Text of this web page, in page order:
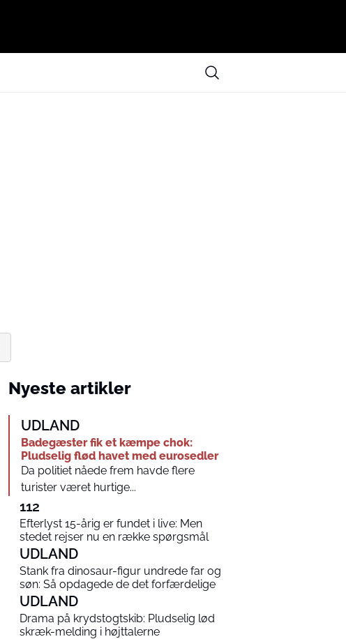
Nyeste artikler
UDLAND
Badegæster fik et kæmpe chok:
Pludselig flød havet med eurosedler
Da politiet nåede frem havde flere
turister været hurtige...
112
Efterlyst 15-årig er fundet i live: Men
stedet rejser nu en række spørgsmål
UDLAND
Stank fra dinosaur-figur undrede far og
søn: Så opdagede de det forfærdelige
UDLAND
Drama på krydstogtskib: Pludselig lød
skræk-melding i højttalerne